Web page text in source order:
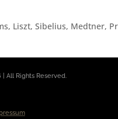
Liszt, Sibelius, Medtner,
All Rights Reserved.